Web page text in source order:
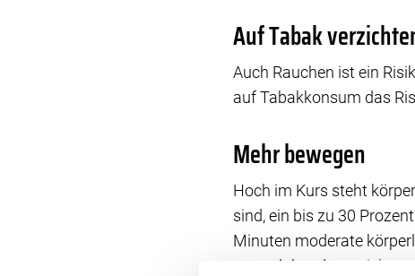
Auf Tabak
Auch Rauchen ist ein
auf Tabakkonsum das
Mehr bewegen
Hoch im Kurs steht
sind, ein bis zu 30
Minuten moderate
raten daher dazu, sich